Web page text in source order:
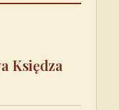
Księdza